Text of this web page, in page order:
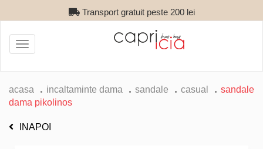
Transport gratuit peste 200 lei
Toggle
navigation
acasa incaltaminte dama sandale casual
sandale
dama pikolinos
INAPOI